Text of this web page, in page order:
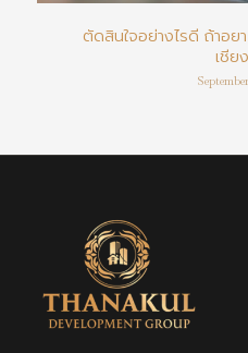
ตัดสินใจอย่างไรดี ถ้าอ
เชีย